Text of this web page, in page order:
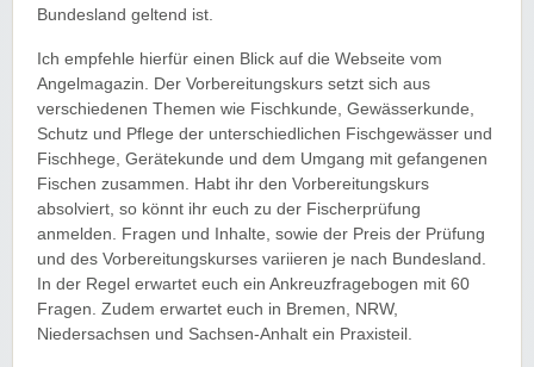
Bundesland geltend ist.
Ich empfehle hierfür einen Blick auf die Webseite vom
Angelmagazin. Der Vorbereitungskurs setzt sich aus
verschiedenen Themen wie Fischkunde, Gewässerkunde,
Schutz und Pflege der unterschiedlichen Fischgewässer und
Fischhege, Gerätekunde und dem Umgang mit gefangenen
Fischen zusammen. Habt ihr den Vorbereitungskurs
absolviert, so könnt ihr euch zu der Fischerprüfung
anmelden. Fragen und Inhalte, sowie der Preis der Prüfung
und des Vorbereitungskurses variieren je nach Bundesland.
In der Regel erwartet euch ein Ankreuzfragebogen mit 60
Fragen. Zudem erwartet euch in Bremen, NRW,
Niedersachsen und Sachsen-Anhalt ein Praxisteil.